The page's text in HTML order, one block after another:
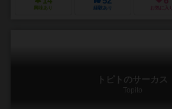
興味あり 経験あり お気に入り
トピトのサーカス
Topito